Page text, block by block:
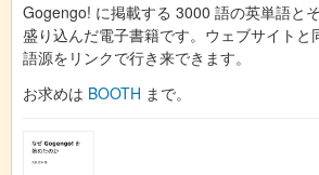
Gogengo! に掲載する 3000 語の英単語と
盛り込んだ電子書籍です。ウェブサイトと
語源をリンクで行き来できます。
お求めは BOOTH まで。